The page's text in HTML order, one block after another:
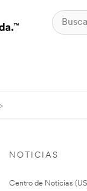
NOTICIAS
Centro de Noticias